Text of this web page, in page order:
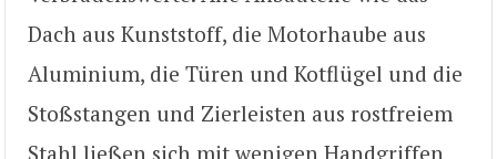
Dach aus Kunststoff, die Motorhaube aus
Aluminium, die Türen und Kotflügel und die
Stoßstangen und Zierleisten aus rostfreiem
Stahl ließen sich mit wenigen Handgriffen